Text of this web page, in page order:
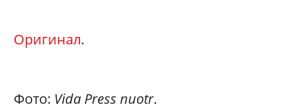
Оригинал.
Фото: Vida Press nuotr.